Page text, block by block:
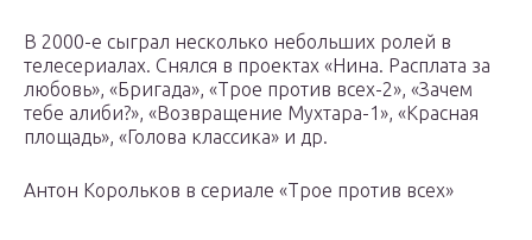
В 2000-е сыграл несколько небольших ролей в
телесериалах. Снялся в проектах «Нина. Расплата за
любовь», «Бригада», «Трое против всех-2», «Зачем
тебе алиби?», «Возвращение Мухтара-1», «Красная
площадь», «Голова классика» и др.
Антон Корольков в сериале «Трое против всех»